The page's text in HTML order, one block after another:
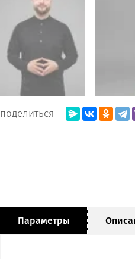
поделиться
Параметры